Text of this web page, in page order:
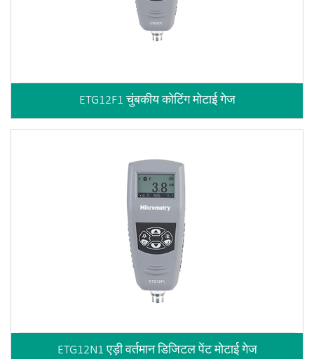
ETG12F1 चुंबकीय कोटिंग मोटाई गेज
ETG12N1 एड़ी वर्तमान डिजिटल पेंट मोटाई गेज